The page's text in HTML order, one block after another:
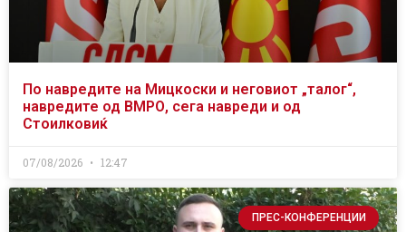
По навредите на Мицкоски и неговиот „талог“,
навредите од ВМРО, сега навреди и од
Стоилковиќ
07/08/2026 12:47
ПРЕС-КОНФЕРЕНЦИИ